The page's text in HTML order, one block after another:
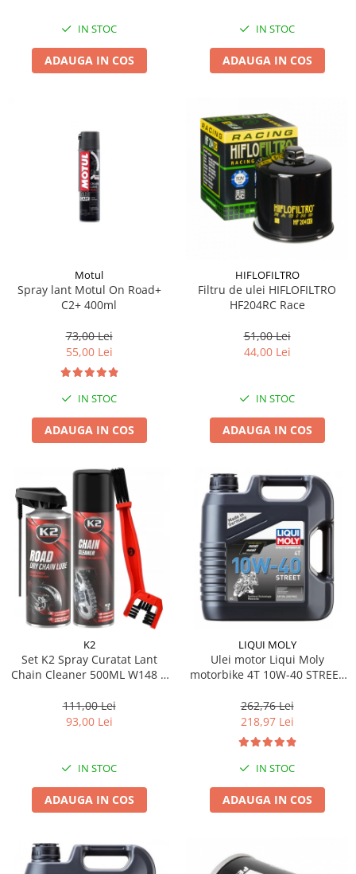
IN STOC
ADAUGA IN COS
IN STOC
ADAUGA IN COS
Motul
Spray lant Motul On Road+
C2+ 400ml
73,00 Lei
55,00 Lei
IN STOC
ADAUGA IN COS
HIFLOFILTRO
Filtru de ulei HIFLOFILTRO
HF204RC Race
51,00 Lei
44,00 Lei
IN STOC
ADAUGA IN COS
K2
Set K2 Spray Curatat Lant
Chain Cleaner 500ML W148 +
Dry Chain Lube 400ML W143 +
K2 Perie Curatat Lant W612
111,00 Lei
93,00 Lei
IN STOC
ADAUGA IN COS
LIQUI MOLY
Ulei motor Liqui Moly
motorbike 4T 10W-40 STREET
262,76 Lei
218,97 Lei
IN STOC
ADAUGA IN COS